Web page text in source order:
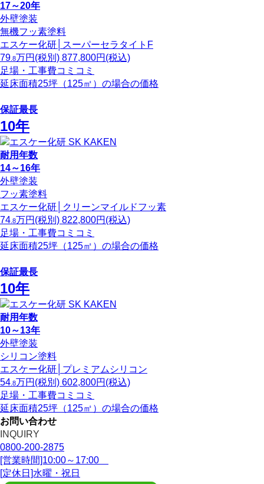
17～20年
外壁塗装
無機フッ素塗料
エスケー化研│スーパーセラタイトF
79 .8万円 (税別) 877,800円(税込)
足場・工事費コミコミ
延床面積25坪（125㎡）の場合の価格
保証最長
10年
耐用年数
14～16年
外壁塗装
フッ素塗料
エスケー化研│クリーンマイルドフッ素
74 .8万円 (税別) 822,800円(税込)
足場・工事費コミコミ
延床面積25坪（125㎡）の場合の価格
保証最長
10年
耐用年数
10～13年
外壁塗装
シリコン塗料
エスケー化研│プレミアムシリコン
54 .8万円 (税別) 602,800円(税込)
足場・工事費コミコミ
延床面積25坪（125㎡）の場合の価格
お問い合わせ
INQUIRY
0800-200-2875
[営業時間]10:00～17:00
[定休日]水曜・祝日